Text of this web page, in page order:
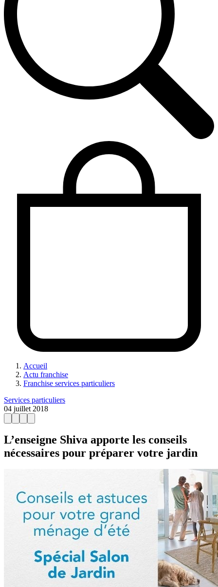
Accueil
Actu franchise
Franchise services particuliers
Services particuliers
04 juillet 2018
L’enseigne Shiva apporte les conseils
nécessaires pour préparer votre jardin